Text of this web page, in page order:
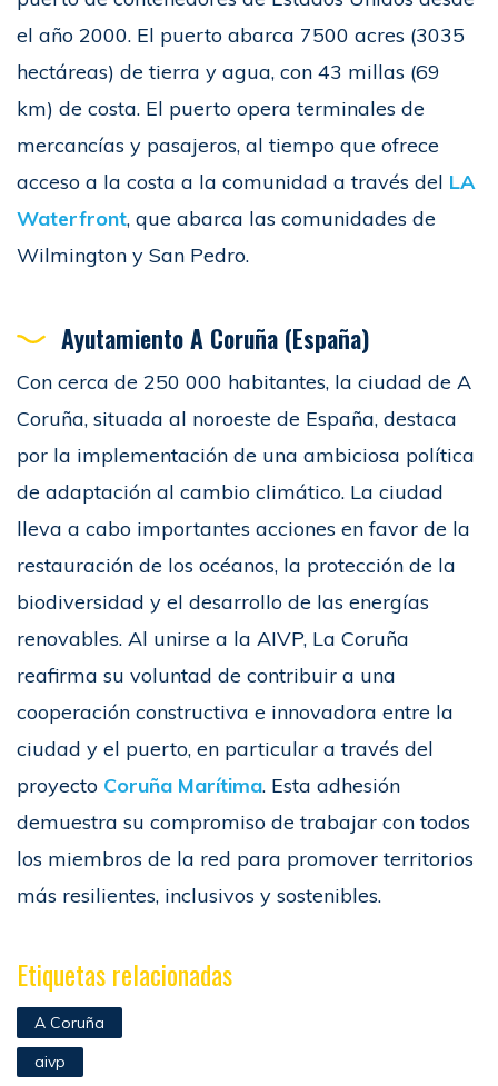
el año 2000. El puerto abarca 7500 acres (3035
hectáreas) de tierra y agua, con 43 millas (69
km) de costa. El puerto opera terminales de
mercancías y pasajeros, al tiempo que ofrece
acceso a la costa a la comunidad a través del LA
Waterfront, que abarca las comunidades de
Wilmington y San Pedro.
Ayutamiento A Coruña (España)
Con cerca de 250 000 habitantes, la ciudad de A
Coruña, situada al noroeste de España, destaca
por la implementación de una ambiciosa política
de adaptación al cambio climático. La ciudad
lleva a cabo importantes acciones en favor de la
restauración de los océanos, la protección de la
biodiversidad y el desarrollo de las energías
renovables. Al unirse a la AIVP, La Coruña
reafirma su voluntad de contribuir a una
cooperación constructiva e innovadora entre la
ciudad y el puerto, en particular a través del
proyecto Coruña Marítima. Esta adhesión
demuestra su compromiso de trabajar con todos
los miembros de la red para promover territorios
más resilientes, inclusivos y sostenibles.
Etiquetas relacionadas
A Coruña
aivp